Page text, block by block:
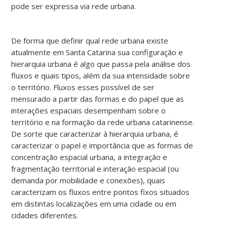
pode ser expressa via rede urbana.
De forma que definir qual rede urbana existe
atualmente em Santa Catarina sua configuração e
hierarquia urbana é algo que passa pela análise dos
fluxos e quais tipos, além da sua intensidade sobre
o território. Fluxos esses possível de ser
mensurado a partir das formas e do papel que as
interações espaciais desempenham sobre o
território e na formação da rede urbana catarinense.
De sorte que caracterizar à hierarquia urbana, é
caracterizar o papel e importância que as formas de
concentração espacial urbana, a integração e
fragmentação territorial e interação espacial (ou
demanda por mobilidade e conexões), quais
caracterizam os fluxos entre pontos fixos situados
em distintas localizações em uma cidade ou em
cidades diferentes.